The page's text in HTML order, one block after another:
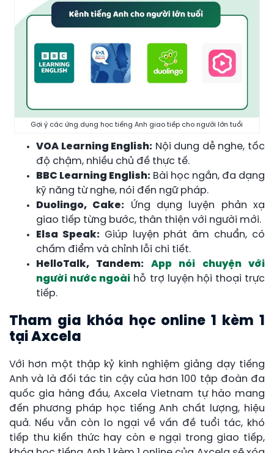
Gợi ý các ứng dụng học tiếng Anh giao tiếp cho người lớn tuổi
VOA Learning English: Nội dung dễ nghe, tốc
độ chậm, nhiều chủ đề thực tế.
BBC Learning English: Bài học ngắn, đa dạng
kỹ năng từ nghe, nói đến ngữ pháp.
Duolingo, Cake: Ứng dụng luyện phản xạ
giao tiếp từng bước, thân thiện với người mới.
Elsa Speak:Giúp luyện phát âm chuẩn, có
chấm điểm và chỉnh lỗi chi tiết.
HelloTalk, Tandem: App nói chuyện với
người nước ngoài hỗ trợ luyện hội thoại trực
tiếp.
Tham gia khóa học online 1 kèm 1
tại Axcela
Với hơn một thập kỷ kinh nghiệm giảng dạy tiếng
Anh và là đối tác tin cậy của hơn 100 tập đoàn đa
quốc gia hàng đầu, Axcela Vietnam tự hào mang
đến phương pháp học tiếng Anh chất lượng, hiệu
quả. Nếu vẫn còn lo ngại về vấn đề tuổi tác, khó
tiếp thu kiến thức hay còn e ngại trong giao tiếp,